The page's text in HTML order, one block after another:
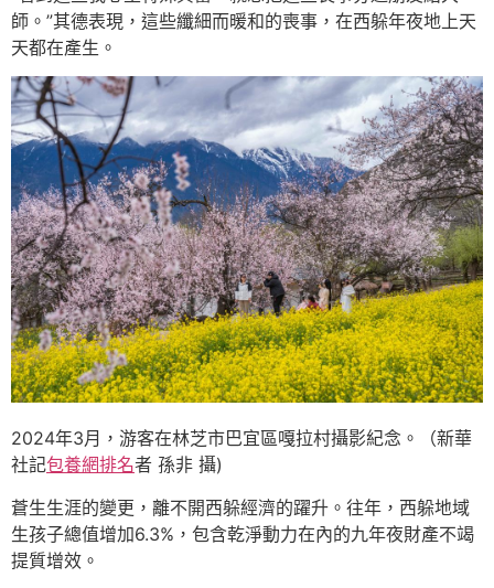
師。”其德表現，這些纖細而暖和的喪事，在西躲年夜地上天
天都在產生。
2024年3月，游客在林芝市巴宜區嘎拉村攝影紀念。（新華
社記包養網排名者 孫非 攝)
蒼生生涯的變更，離不開西躲經濟的躍升。往年，西躲地域
生孩子總值增加6.3%，包含乾淨動力在內的九年夜財產不竭
提質增效。